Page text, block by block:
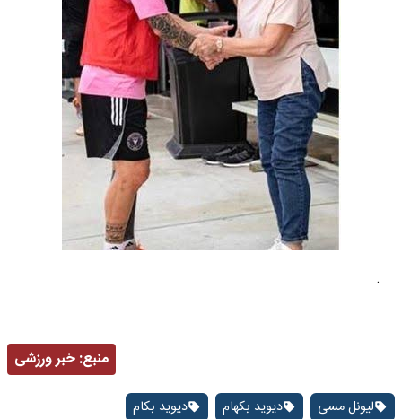
.
منبع:خبر ورزشی
لیونل مسی دیوید بکهام دیوید بکام